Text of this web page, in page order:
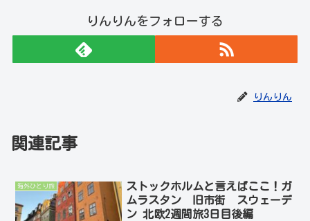
りんりんをフォローする
りんりん
関連記事
海外ひとり旅
ストックホルムと言えばここ！ガ
ムラスタン 旧市街 スウェーデ
ン 北欧2週間旅3日目後編